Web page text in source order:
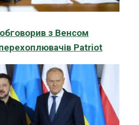
з Венсом
Patriot